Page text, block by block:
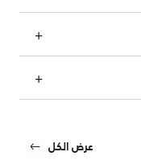
عرض الكل